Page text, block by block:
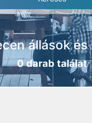
állások és
0 darab találat